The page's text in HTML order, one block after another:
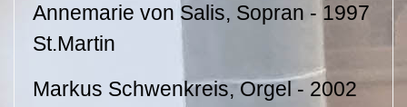
Annemarie von Salis, Sopran - 1997
St.Martin
Markus Schwenkreis, Orgel - 2002